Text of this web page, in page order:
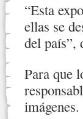
“Esta
ellas se
del país”,
Para que
imágenes.